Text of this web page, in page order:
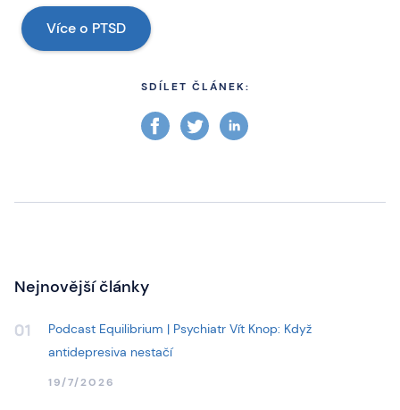
Více o PTSD
SDÍLET ČLÁNEK:
Nejnovější články
01
Podcast Equilibrium | Psychiatr Vít Knop: Když
antidepresiva nestačí
19/7/2026